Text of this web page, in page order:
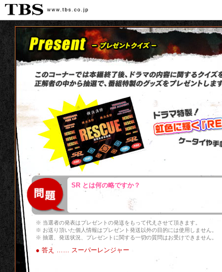
SR とは何の略ですか？
※ 当選者の発表はプレゼントの発送をもって代えさせて頂きます。
※ お送り頂いた個人情報はプレゼント発送以外の目的には使用しません。
※ 抽選、発送状況、プレゼントに関する一切の質問はお受けできません。
● 答え …… スーパーレンジャー